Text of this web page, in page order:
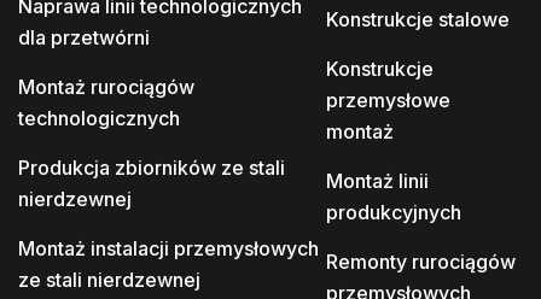
Naprawa linii technologicznych
dla przetwórni
Montaż rurociągów
technologicznych
Produkcja zbiorników ze stali
nierdzewnej
Montaż instalacji przemysłowych
ze stali nierdzewnej
Konstrukcje stalowe
Konstrukcje
przemysłowe
montaż
Montaż linii
produkcyjnych
Remonty rurociągów
przemysłowych